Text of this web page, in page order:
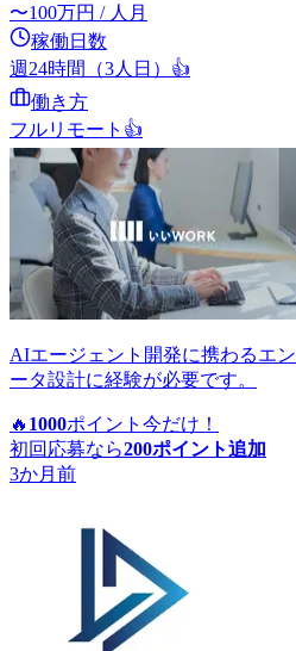
〜100万円 / 人月
稼働日数
週24時間（3人日） 👍
働き方
フルリモート 👍
AIエージェント開発に携わるエ
ータ設計に経験が必要です。
🔥 1000ポイント 今だけ！
初回応募なら200ポイント追加
3か月前